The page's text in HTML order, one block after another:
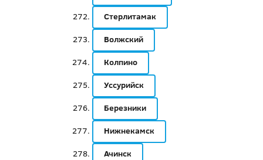
Стерлитамак
Волжский
Колпино
Уссурийск
Березники
Нижнекамск
Ачинск